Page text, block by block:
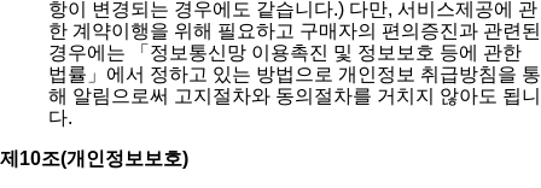
항이 변경되는 경우에도 같습니다.) 다만, 서비스제공에 관
한 계약이행을 위해 필요하고 구매자의 편의증진과 관련된
경우에는 「정보통신망 이용촉진 및 정보보호 등에 관한
법률」에서 정하고 있는 방법으로 개인정보 취급방침을 통
해 알림으로써 고지절차와 동의절차를 거치지 않아도 됩니
다.
제10조(개인정보보호)